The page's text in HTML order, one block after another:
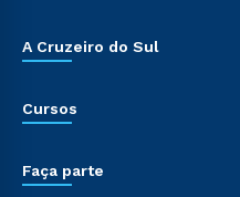
A Cruzeiro do Sul
Cursos
Faça parte